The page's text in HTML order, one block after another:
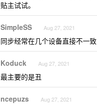
贴主试试。
SimpleSS Aug 27, 2021
同步经常在几个设备直接不一致
Koduck Aug 27, 2021
最主要的是丑
ncepuzs Aug 27, 2021